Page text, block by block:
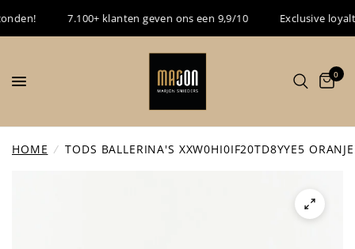
7.100+ klanten geven ons een 9,9/10 Exclusive
0
HOME / TODS BALLERINA'S XXW0HI0IF20TD8YYE5 ORANJE